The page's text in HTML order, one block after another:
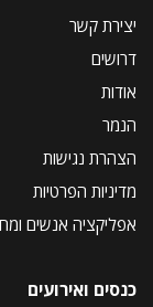
יצירת קשר
דרושים
אודות
הנמר
הצהרת נגישות
מדיניות הפרטיות
אפליקציה אנשים
כנסים ואירועים